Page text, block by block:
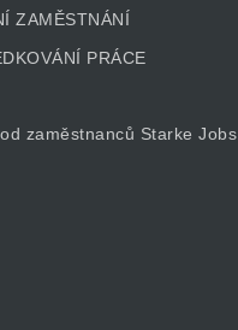
ZAMĚSTNÁNÍ
PRÁCE
zaměstnanců Starke Jobs